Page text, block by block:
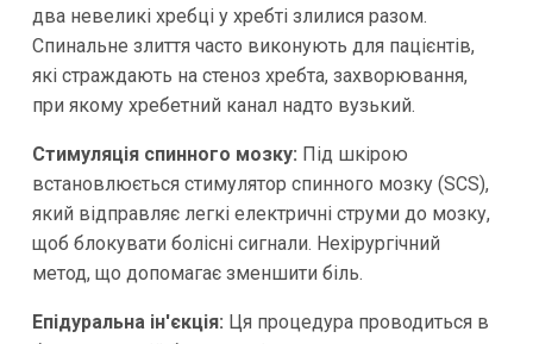
два невеликі хребці у хребті злилися разом.
Спинальне злиття часто виконують для пацієнтів,
які страждають на стеноз хребта, захворювання,
при якому хребетний канал надто вузький.
Стимуляція спинного мозку: Під шкірою
встановлюється стимулятор спинного мозку (SCS),
який відправляє легкі електричні струми до мозку,
щоб блокувати болісні сигнали. Нехірургічний
метод, що допомагає зменшити біль.
Епідуральна ін'єкція: Ця процедура проводиться в